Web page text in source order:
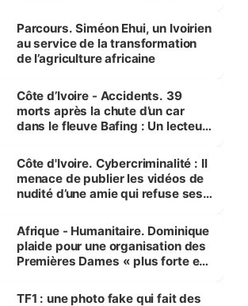
Parcours. Siméon Ehui, un Ivoirien
au service de la transformation
de l’agriculture africaine
Côte d’Ivoire - Accidents. 39
morts après la chute d’un car
dans le fleuve Bafing : Un lecteur
des Transports
Côte d'Ivoire. Cybercriminalité : Il
menace de publier les vidéos de
nudité d’une amie qui refuse ses
Afrique - Humanitaire. Dominique
plaide pour une organisation des
Premières Dames « plus forte et
sur la scène internationale »
TF1 : une photo fake qui fait des